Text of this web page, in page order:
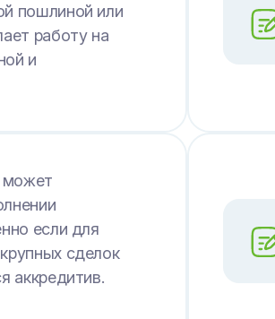
пошлиной или
работу на
и
может
если для
сделок
аккредитив.